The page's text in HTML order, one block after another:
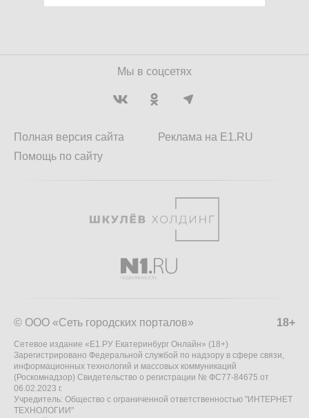
Мы в соцсетях
Полная версия сайта
Помощь по сайту
Реклама на E1.RU
18+
© ООО «Сеть городских порталов»
Сетевое издание «Е1.РУ Екатеринбург Онлайн» (18+)
Зарегистрировано Федеральной службой по надзору в сфере связи,
информационных технологий и массовых коммуникаций
(Роскомнадзор) Свидетельство о регистрации № ФС77-84675 от
06.02.2023 г.
Учредитель: Общество с ограниченной ответственностью "ИНТЕРНЕТ
ТЕХНОЛОГИИ"